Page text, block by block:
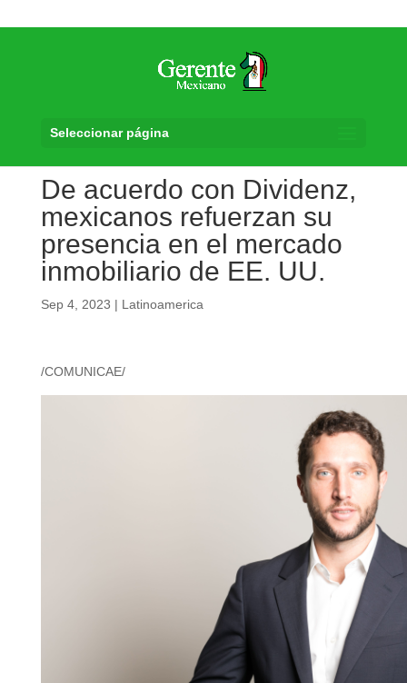
Seleccionar página
De acuerdo con Dividenz,
mexicanos refuerzan su
presencia en el mercado
inmobiliario de EE. UU.
Sep 4, 2023 | Latinoamerica
/COMUNICAE/